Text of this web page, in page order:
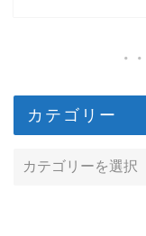
カテゴリー